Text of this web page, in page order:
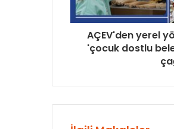
AÇEV'den yerel
'çocuk dostlu